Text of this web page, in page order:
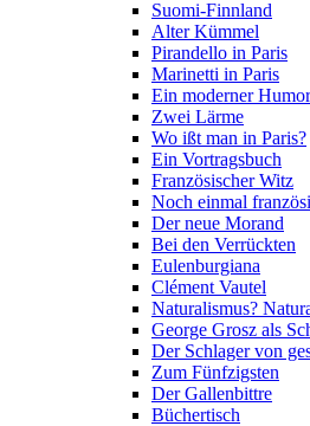
Suomi-Finnland
Alter Kümmel
Pirandello in Paris
Marinetti in Paris
Ein moderner
Zwei Lärme
Wo ißt man in Paris?
Ein Vortragsbuch
Französischer Witz
Noch einmal
Der neue Morand
Bei den Verrückten
Eulenburgiana
Clément Vautel
Naturalismus?
George Grosz als
Der Schlager von
Zum Fünfzigsten
Der Gallenbittre
Büchertisch